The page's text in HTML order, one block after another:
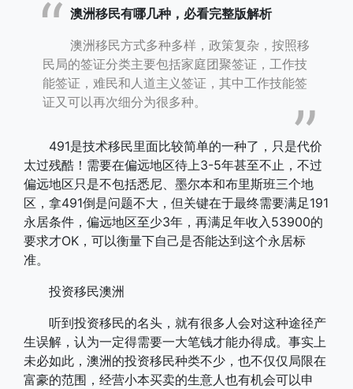
澳洲移民有哪几种，必看完整版解析
澳洲移民方式​多种多样，政策复杂，按照移
民局的签证分类主要包括家庭团聚签证，工作技
能签证，难民和人道主义签证，其中工作技能签
证又可以再次细分为很多种。
491是技术移民里面比较简单的一种了，只是代价
太过残酷！需要在偏远地区待上3-5年甚至不止，不过
偏远地区只是不包括悉尼、墨尔本和布里斯班三个地
区，拿491倒是问题不大，但关键在于最终需要满足191
永居条件，偏远地区至少3年，再满足年收入53900的
要求才OK，可以衡量下自己是否能达到这个永居标
准。
投资移民澳洲
听到投资移民的名头，就有很多人会对这种途径产
生误解，认为一定得需要一大笔钱才能办得成。事实上
未必如此，澳洲的投资移民种类不少，也不仅仅局限在
富豪的范围，经营小本买卖的生意人也有机会可以申